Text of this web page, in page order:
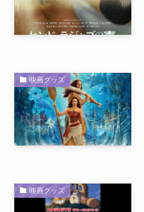
映画グッズ
映画グッズ